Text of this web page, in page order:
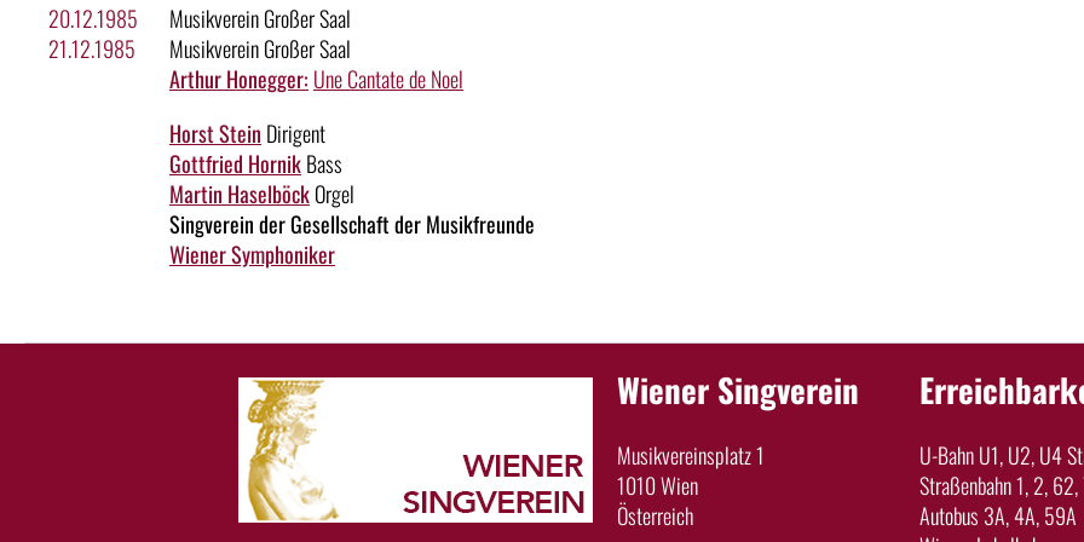
20.12.1985
Musikverein Großer Saal
21.12.1985
Musikverein Großer Saal
Arthur Honegger: Une Cantate de Noel
Horst Stein Dirigent
Gottfried HornikBass
Martin HaselböckOrgel
Singverein der Gesellschaft der Musikfreunde
Wiener Symphoniker
Wiener Singverein
Musikvereinsplatz 1
1010 Wien
Österreich
U-Bahn U1, U2, U4
Straßenbahn 1, 2, 62,
Autobus 3A, 4A, 59A